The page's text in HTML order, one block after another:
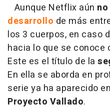
Aunque Netflix aún
desarrollo de más
los 3 cuerpos, en caso
hacia lo que se conoce
Este es el título de la
En ella se aborda en
serie ya ha aparecido
Proyecto Vallado.